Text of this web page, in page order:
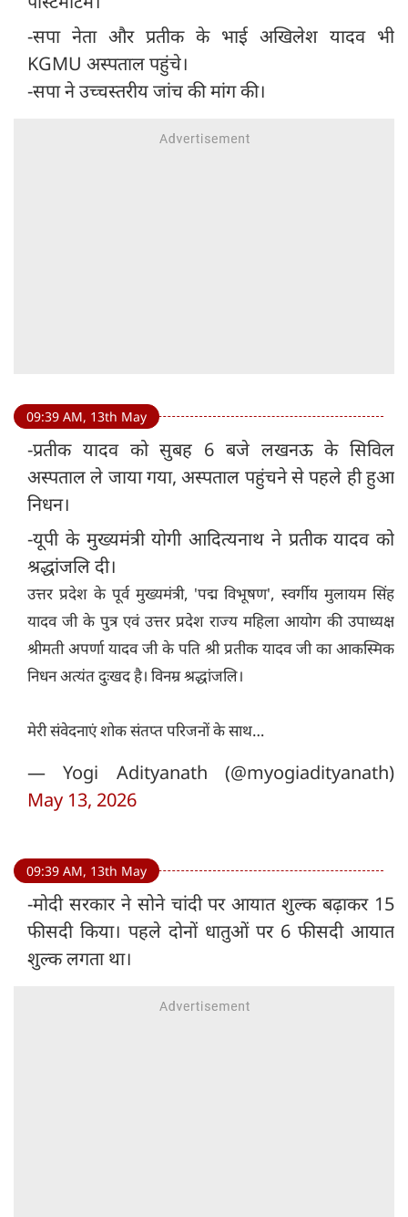
-सपा नेता और प्रतीक के भाई अखिलेश यादव भी
KGMU अस्पताल पहुंचे।
-सपा ने उच्चस्तरीय जांच की मांग की।
09:39 AM, 13th May
-प्रतीक यादव को सुबह 6 बजे लखनऊ के सिविल
अस्पताल ले जाया गया, अस्पताल पहुंचने से पहले ही हुआ
निधन।
-यूपी के मुख्यमंत्री योगी आदित्यनाथ ने प्रतीक यादव को
श्रद्धांजलि दी।
उत्तर प्रदेश के पूर्व मुख्यमंत्री, 'पद्म विभूषण', स्वर्गीय मुलायम सिंह
यादव जी के पुत्र एवं उत्तर प्रदेश राज्य महिला आयोग की उपाध्यक्ष
श्रीमती अपर्णा यादव जी के पति श्री प्रतीक यादव जी का आकस्मिक
निधन अत्यंत दुःखद है। विनम्र श्रद्धांजलि।
मेरी संवेदनाएं शोक संतप्त परिजनों के साथ…
— Yogi Adityanath (@myogiadityanath)
May 13, 2026
09:39 AM, 13th May
-मोदी सरकार ने सोने चांदी पर आयात शुल्क बढ़ाकर 15
फीसदी किया। पहले दोनों धातुओं पर 6 फीसदी आयात
शुल्क लगता था।